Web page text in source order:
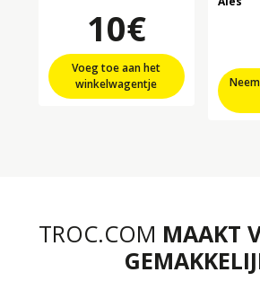
10€
Voeg toe aan het
winkelwagentje
TROC.COM MAAKT